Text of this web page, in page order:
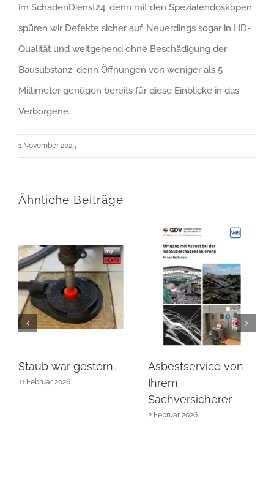
im SchadenDienst24, denn mit den Spezialendoskopen
spüren wir Defekte sicher auf. Neuerdings sogar in HD-
Qualität und weitgehend ohne Beschädigung der
Bausubstanz, denn Öffnungen von weniger als 5
Millimeter genügen bereits für diese Einblicke in das
Verborgene.
1 November 2025
Ähnliche Beiträge
Staub war gestern…
11 Februar 2026
Asbestservice von
Ihrem
Sachversicherer
2 Februar 2026